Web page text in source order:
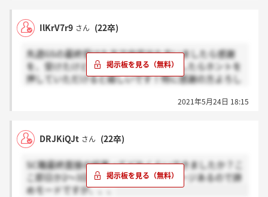
IlKrV7r9 さん (22卒)
先週GSの最終受けた方で内定出た方いましたら感謝
を、受けたけどまだ連絡がない方いましたらホントを
押していただけると嬉しいです！特に感謝の方よろし
2021年5月24日 18:15
DRJKiQJt さん (22卒)
SC職最終面接の結果ってどれくらいできましたか？こ
こ即日か2～3日とかで、結果くるイメージあるので諦
めモードですが、、、